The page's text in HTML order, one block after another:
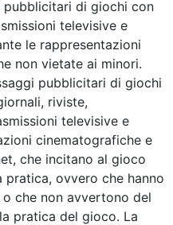
pubblicitari di giochi con
televisive e
le rappresentazioni
non vietate ai minori.
pubblicitari di giochi
riviste,
televisive e
cinematografiche e
che incitano al gioco
pratica, ovvero che hanno
che non avvertono del
pratica del gioco. La